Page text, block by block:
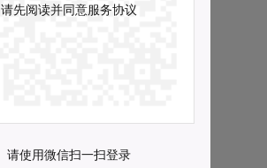
请先阅读并同意服务协议
请使用微信扫一扫登录